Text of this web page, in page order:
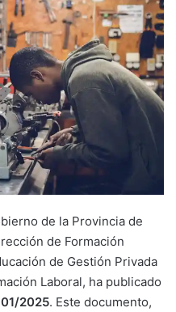
de la Provincia de
de Formación
de Gestión Privada
Laboral, ha publicado
2025. Este documento,